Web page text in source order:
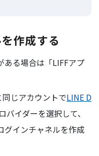
作成する
る場合は「LIFFアプ
じアカウントでLINE D
バイダーを選択して、
グインチャネルを作成